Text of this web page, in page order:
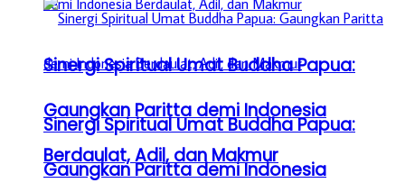
Sinergi Spiritual Umat Buddha Papua:
Gaungkan Paritta demi Indonesia
Berdaulat, Adil, dan Makmur
Sinergi Spiritual Umat Buddha Papua:
Gaungkan Paritta demi Indonesia